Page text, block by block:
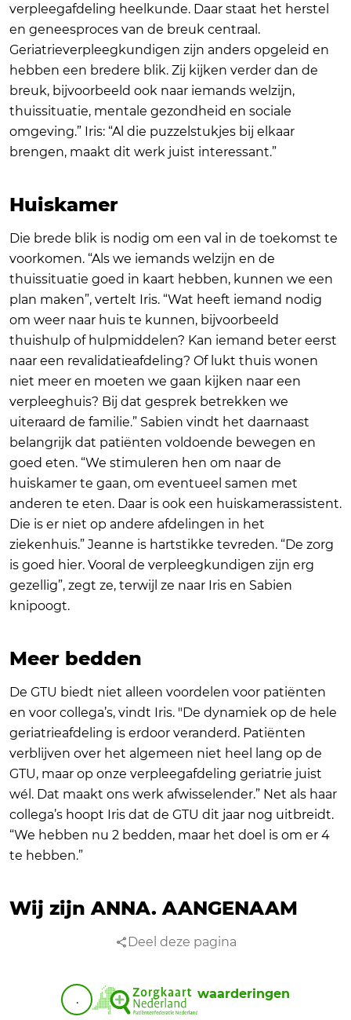
verpleegafdeling heelkunde. Daar staat het herstel
en geneesproces van de breuk centraal.
Geriatrieverpleegkundigen zijn anders opgeleid en
hebben een bredere blik. Zij kijken verder dan de
breuk, bijvoorbeeld ook naar iemands welzijn,
thuissituatie, mentale gezondheid en sociale
omgeving.” Iris: “Al die puzzelstukjes bij elkaar
brengen, maakt dit werk juist interessant.”
Huiskamer
Die brede blik is nodig om een val in de toekomst te
voorkomen. “Als we iemands welzijn en de
thuissituatie goed in kaart hebben, kunnen we een
plan maken”, vertelt Iris. “Wat heeft iemand nodig
om weer naar huis te kunnen, bijvoorbeeld
thuishulp of hulpmiddelen? Kan iemand beter eerst
naar een revalidatieafdeling? Of lukt thuis wonen
niet meer en moeten we gaan kijken naar een
verpleeghuis? Bij dat gesprek betrekken we
uiteraard de familie.” Sabien vindt het daarnaast
belangrijk dat patiënten voldoende bewegen en
goed eten. “We stimuleren hen om naar de
huiskamer te gaan, om eventueel samen met
anderen te eten. Daar is ook een huiskamerassistent.
Die is er niet op andere afdelingen in het
ziekenhuis.” Jeanne is hartstikke tevreden. “De zorg
is goed hier. Vooral de verpleegkundigen zijn erg
gezellig”, zegt ze, terwijl ze naar Iris en Sabien
knipoogt.
Meer bedden
De GTU biedt niet alleen voordelen voor patiënten
en voor collega’s, vindt Iris. "De dynamiek op de hele
geriatrieafdeling is erdoor veranderd. Patiënten
verblijven over het algemeen niet heel lang op de
GTU, maar op onze verpleegafdeling geriatrie juist
wél. Dat maakt ons werk afwisselender.” Net als haar
collega’s hoopt Iris dat de GTU dit jaar nog uitbreidt.
“We hebben nu 2 bedden, maar het doel is om er 4
te hebben.”
Wij zijn ANNA.AANGENAAM
Deel deze pagina
. waarderingen